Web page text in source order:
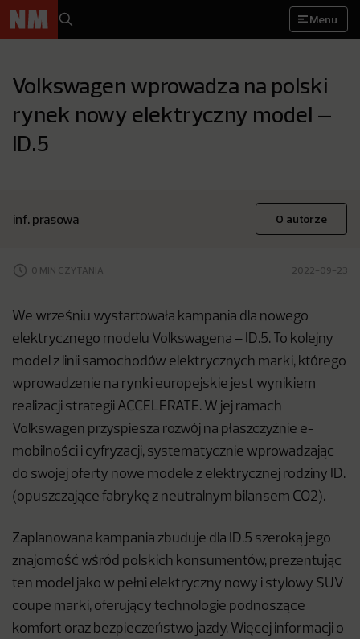
Menu
Volkswagen wprowadza na polski
rynek nowy elektryczny model –
ID.5
inf. prasowa O autorze
0 MIN CZYTANIA 2022-09-23
We wrześniu wystartowała kampania dla nowego
elektrycznego modelu Volkswagena – ID.5. To kolejny
model z linii samochodów elektrycznych marki, którego
wprowadzenie na rynki europejskie jest wynikiem
realizacji strategii ACCELERATE. W jej ramach
Volkswagen przyspiesza rozwój na płaszczyźnie e-
mobilności i cyfryzacji, systematycznie wprowadzając
do swojej oferty nowe modele z elektrycznej rodziny ID.
(opuszczające fabrykę z neutralnym bilansem CO2).
Zaplanowana kampania zbuduje dla ID.5 szeroką jego
znajomość wśród polskich konsumentów, prezentując
ten model jako w pełni elektryczny nowy i stylowy SUV
coupe marki, oferujący technologie podnoszące
komfort oraz bezpieczeństwo jazdy. Więcej informacji o